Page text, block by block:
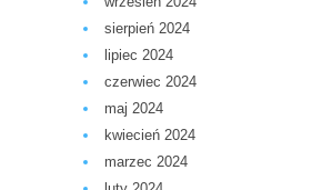
sierpień 2024
lipiec 2024
czerwiec 2024
maj 2024
kwiecień 2024
marzec 2024